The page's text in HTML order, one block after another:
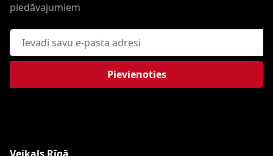
piedāvajumiem
E-pasta adrese
Pievienoties